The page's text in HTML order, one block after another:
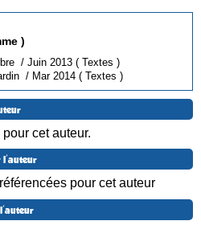
)
• Tome 1 : L'histoire de mon arbre / Juin 2013 ( Textes )
• Tome 2 : L'histoire de notre jardin / Mar 2014 ( Textes )
cet auteur.
l'auteur
pour cet auteur